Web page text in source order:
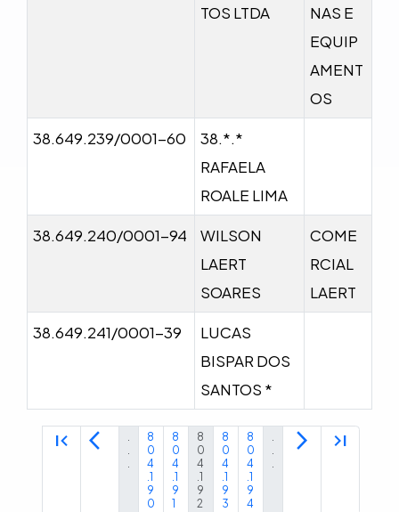
TOS LTDA
NAS E
EQUIP
AMENT
OS
38.649.239/0001-60
38.*.*
RAFAELA
ROALE LIMA
38.649.240/0001-94
WILSON
LAERT
SOARES
COME
RCIAL
LAERT
38.649.241/0001-39
LUCAS
BISPAR DOS
SANTOS *
first_page arrow_back_ios
.
.
.
8
0
4
.1
9
0
8
0
4
.1
9
1
8
0
4
.1
9
2
8
0
4
.1
9
3
8
0
4
.1
9
4
.
.
.
arrow_forward_ios last_page